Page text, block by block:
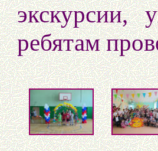
экскурсии,
ребятам